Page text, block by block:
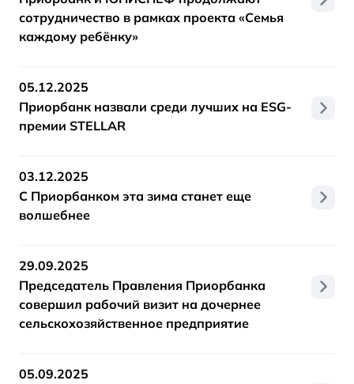
сотрудничество в рамках проекта «Семья
каждому ребёнку»
05.12.2025
Приорбанк назвали среди лучших на ESG-
премии STELLAR
03.12.2025
С Приорбанком эта зима станет еще
волшебнее
29.09.2025
Председатель Правления Приорбанка
совершил рабочий визит на дочернее
сельскохозяйственное предприятие
05.09.2025